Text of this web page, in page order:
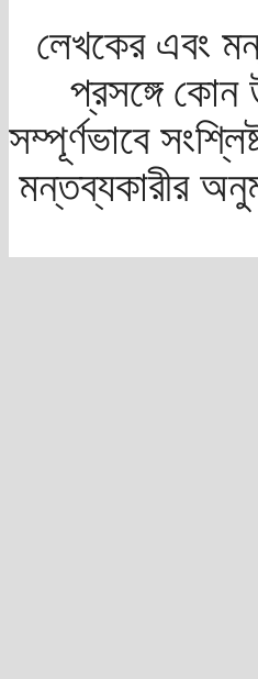
লেখকের এবং
প্রসঙ্গে কোন
সম্পূর্ণভাবে
মন্তব্যকারীর